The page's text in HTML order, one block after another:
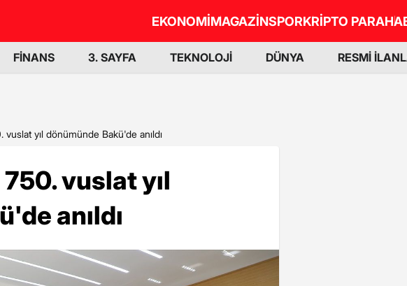
EKONOMİMAGAZİNSPORKRİPTO PARA
FİNANS 3. SAYFA TEKNOLOJİ DÜNYA RESMİ
yıl dönümünde Bakü'de anıldı
vuslat yıl
anıldı